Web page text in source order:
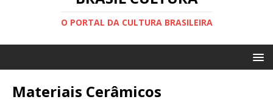
O PORTAL DA CULTURA BRASILEIRA
Materiais Cerâmicos